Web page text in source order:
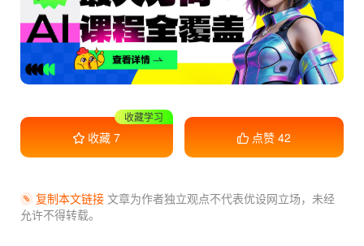
收藏 7
干货满满
点赞 42
复制本文链接文章为作者独立观点不代表优设网立场， 未经
允许不得转载。